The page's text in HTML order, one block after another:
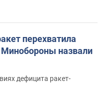
перехватила
назвали
дефицита ракет-